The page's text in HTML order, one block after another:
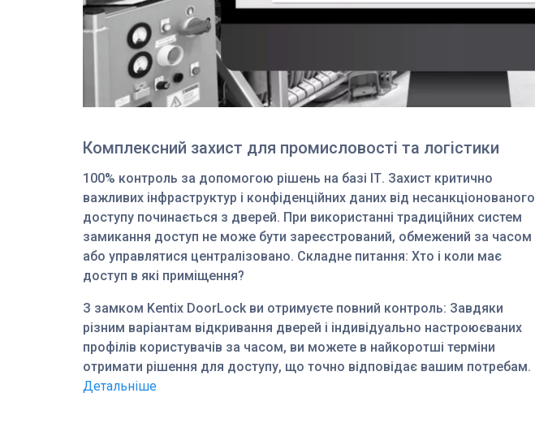
Комплексний захист для промисловості та логістики
100% контроль за допомогою рішень на базі ІТ. Захист критично
важливих інфраструктур і конфіденційних даних від несанкціонованого
доступу починається з дверей. При використанні традиційних систем
замикання доступ не може бути зареєстрований, обмежений за часом
або управлятися централізовано. Складне питання: Хто і коли має
доступ в які приміщення?
З замком Kentix DoorLock ви отримуєте повний контроль: Завдяки
різним варіантам відкривання дверей і індивідуально настроюєваних
профілів користувачів за часом, ви можете в найкоротші терміни
отримати рішення для доступу, що точно відповідає вашим потребам.
Детальніше